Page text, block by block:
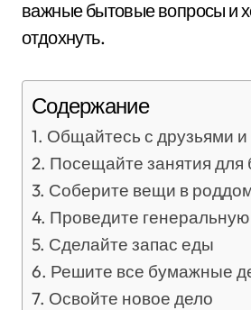
важные бытовые вопросы и
отдохнуть.
Содержание
Общайтесь с друзьями и
Посещайте занятия
Соберите вещи в
Проведите генеральную
Сделайте запас еды
Решите все бумажные
Освойте новое дело